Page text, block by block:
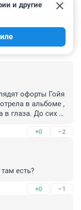
и другие
офорты Гойя
в альбоме ,
в глаза. До сих
дураков"? Это
было смотреть
красиво,
Но, к
+0 –2
есть?
+0 –1